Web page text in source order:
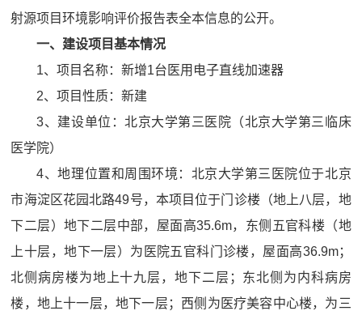
射源项目环境影响评价报告表全本信息的公开。
一、建设项目基本情况
1、项目名称：新增1台医用电子直线加速器
2、项目性质：新建
3、建设单位：北京大学第三医院（北京大学第三临床
医学院）
4、地理位置和周围环境：北京大学第三医院位于北京
市海淀区花园北路49号，本项目位于门诊楼（地上八层，地
下二层）地下二层中部，屋面高35.6m，东侧五官科楼（地
上十层，地下一层）为医院五官科门诊楼，屋面高36.9m；
北侧病房楼为地上十九层，地下二层；东北侧为内科病房
楼，地上十一层，地下一层；西侧为医疗美容中心楼，为三